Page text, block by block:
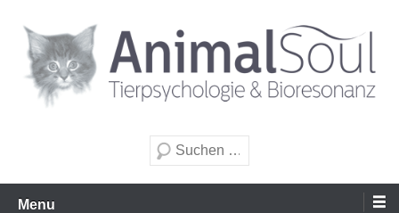
Inhalt
wechseln
Suche
Menu